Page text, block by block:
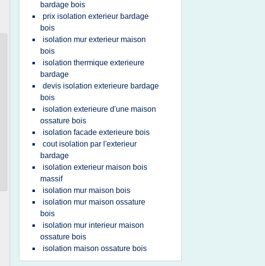
bardage bois
prix isolation exterieur bardage
bois
isolation mur exterieur maison
bois
isolation thermique exterieure
bardage
devis isolation exterieure bardage
bois
isolation exterieure d'une maison
ossature bois
isolation facade exterieure bois
cout isolation par l'exterieur
bardage
isolation exterieur maison bois
massif
isolation mur maison bois
isolation mur maison ossature
bois
isolation mur interieur maison
ossature bois
isolation maison ossature bois